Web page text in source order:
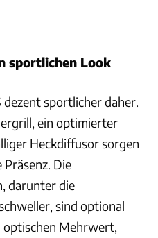
sportlichen Look
sportlicher daher.
ein optimierter
Heckdiffusor sorgen
Die
darunter die
sind optional
optischen Mehrwert,